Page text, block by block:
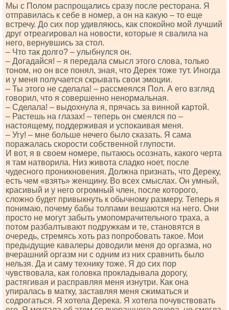
Мы с Полом распрощались сразу после ресторана. Я
отправилась к себе в номер, а он на какую – то еще
встречу. До сих пор удивляюсь, как спокойно мой лучший
друг отреагировал на новости, которые я свалила на
него, вернувшись за стол.
– Что так долго? – улыбнулся он.
– Догадайся! – я передала смысл этого слова, только
тоном, но он все понял, зная, что Дерек тоже тут. Иногда
и у меня получается скрывать свои эмоции.
– Ты этого не сделала! – рассмеялся Пол. А его взгляд
говорил, что я совершенно ненормальная.
– Сделала! – выдохнула я, прячась за винной картой.
– Растешь на глазах! – теперь он смеялся по –
настоящему, поддерживая и успокаивая меня.
– Угу! – мне больше нечего было сказать. Я сама
поражалась скорости собственной глупости.
И вот, я в своем номере, пытаюсь осознать, какого черта
я там натворила. Низ живота сладко ноет, после
чудесного проникновения. Должна признать, что Дереку,
есть чем «взять» женщину. Во всех смыслах. Он умный,
красивый и у него огромный член, после которого,
сложно будет привыкнуть к обычному размеру. Теперь я
понимаю, почему бабы толпами вешаются на него. Они
просто не могут забыть умопомрачительного траха, а
потом разбалтывают подружкам и те, становятся в
очередь, стремясь хоть раз попробовать такое. Мои
предыдущие кавалеры доводили меня до оргазма, но
вчерашний оргазм ни с одним из них сравнить было
нельзя. Да и саму технику тоже. Я до сих пор
чувствовала, как головка прокладывала дорогу,
растягивая и расправляя меня изнутри. Как она
упиралась в матку, заставляя меня сжиматься и
содрогаться. Я хотела Дерека. Я хотела почувствовать